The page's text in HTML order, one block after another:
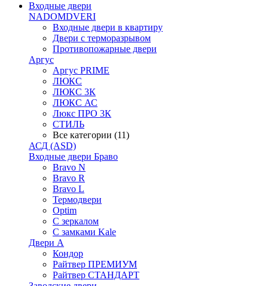
Входные двери
NADOMDVERI
Входные двери в квартиру
Двери с терморазрывом
Противопожарные двери
Аргус
Аргус PRIME
ЛЮКС
ЛЮКС 3К
ЛЮКС АС
Люкс ПРО 3К
СТИЛЬ
Все категории (11)
АСД (ASD)
Входные двери Браво
Bravo N
Bravo R
Bravo L
Термодвери
Optim
С зеркалом
С замками Kale
Двери А
Кондор
Райтвер ПРЕМИУМ
Райтвер СТАНДАРТ